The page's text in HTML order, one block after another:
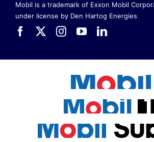
Mobil is a trademark of Exxon Mobil
under license by Den Hartog Energies